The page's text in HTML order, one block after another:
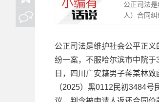
公正司法
人）合同
公正司法是维护社会公平正
纷一案，不服哈尔滨市中院
日，四川广安籍男子蒋某林
（2025）黑0112民初3484